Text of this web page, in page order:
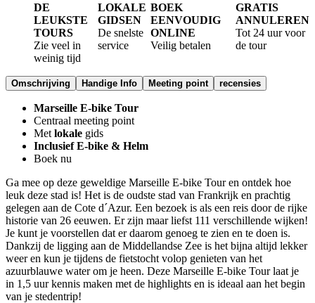
DE
LEUKSTE
TOURS
Zie veel in
weinig tijd
LOKALE
GIDSEN
De snelste
service
BOEK
EENVOUDIG
ONLINE
Veilig betalen
GRATIS
ANNULEREN
Tot 24 uur voor
de tour
Omschrijving Handige Info Meeting point recensies
Marseille E-bike Tour
Centraal meeting point
Met lokale gids
Inclusief E-bike & Helm
Boek nu
Ga mee op deze geweldige Marseille E-bike Tour en ontdek hoe
leuk deze stad is! Het is de oudste stad van Frankrijk en prachtig
gelegen aan de Cote d´Azur. Een bezoek is als een reis door de rijke
historie van 26 eeuwen. Er zijn maar liefst 111 verschillende wijken!
Je kunt je voorstellen dat er daarom genoeg te zien en te doen is.
Dankzij de ligging aan de Middellandse Zee is het bijna altijd lekker
weer en kun je tijdens de fietstocht volop genieten van het
azuurblauwe water om je heen. Deze Marseille E-bike Tour laat je
in 1,5 uur kennis maken met de highlights en is ideaal aan het begin
van je stedentrip!